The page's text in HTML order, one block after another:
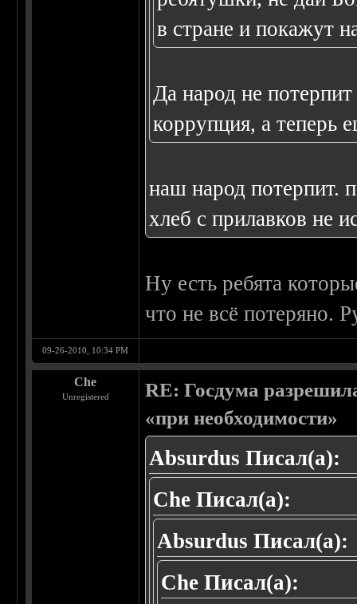
в стране и покажут
Да народ не
коррупция, а теперь
наш народ потерпит.
хлеб с прилавков не
Ну есть ребята
что не всё потеряно.
09-26-2010, 10:34 PM
Che
Unregistered
RE: Госдума
«при необходимости»
Absurdus Писал(а):
Che Писал(а):
Absurdus Писал(а):
Che Писал(а):